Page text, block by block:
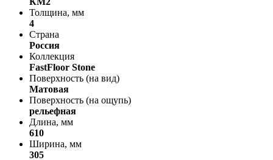
Толщина, мм
4
Страна
Россия
Коллекция
FastFloor Stone
Поверхность (на вид)
Матовая
Поверхность (на ощупь)
рельефная
Длина, мм
610
Ширина, мм
305